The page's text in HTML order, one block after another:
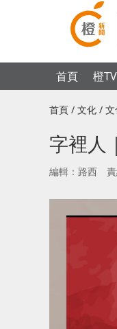
首頁 橙TV
首頁 / 文化 / 文
字裡人
編輯：路西